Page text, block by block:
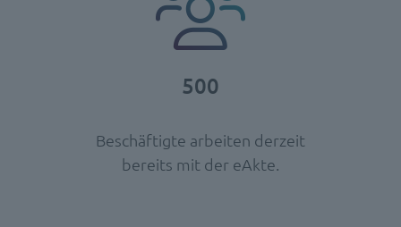
500
Beschäftigte arbeiten derzeit
bereits mit der eAkte.